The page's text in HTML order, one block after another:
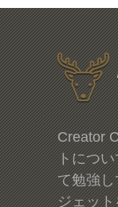
Creator
トにつ
て勉強
ジェット